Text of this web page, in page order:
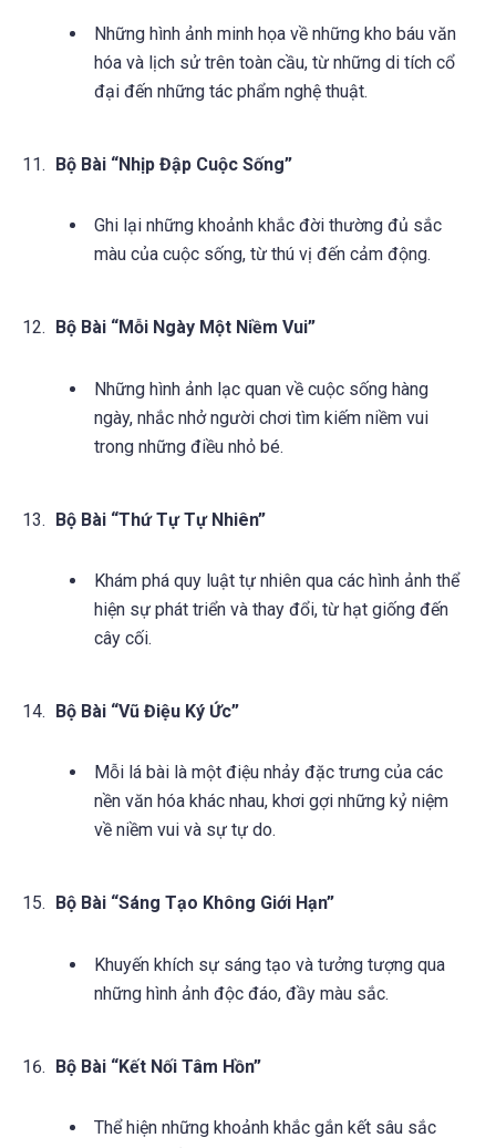
Những hình ảnh minh họa về những kho báu văn
hóa và lịch sử trên toàn cầu, từ những di tích cổ
đại đến những tác phẩm nghệ thuật.
Bộ Bài “Nhịp Đập Cuộc Sống”
Ghi lại những khoảnh khắc đời thường đủ sắc
màu của cuộc sống, từ thú vị đến cảm động.
Bộ Bài “Mỗi Ngày Một Niềm Vui”
Những hình ảnh lạc quan về cuộc sống hàng
ngày, nhắc nhở người chơi tìm kiếm niềm vui
trong những điều nhỏ bé.
Bộ Bài “Thứ Tự Tự Nhiên”
Khám phá quy luật tự nhiên qua các hình ảnh thể
hiện sự phát triển và thay đổi, từ hạt giống đến
cây cối.
Bộ Bài “Vũ Điệu Ký Ức”
Mỗi lá bài là một điệu nhảy đặc trưng của các
nền văn hóa khác nhau, khơi gợi những kỷ niệm
về niềm vui và sự tự do.
Bộ Bài “Sáng Tạo Không Giới Hạn”
Khuyến khích sự sáng tạo và tưởng tượng qua
những hình ảnh độc đáo, đầy màu sắc.
Bộ Bài “Kết Nối Tâm Hồn”
Thể hiện những khoảnh khắc gắn kết sâu sắc